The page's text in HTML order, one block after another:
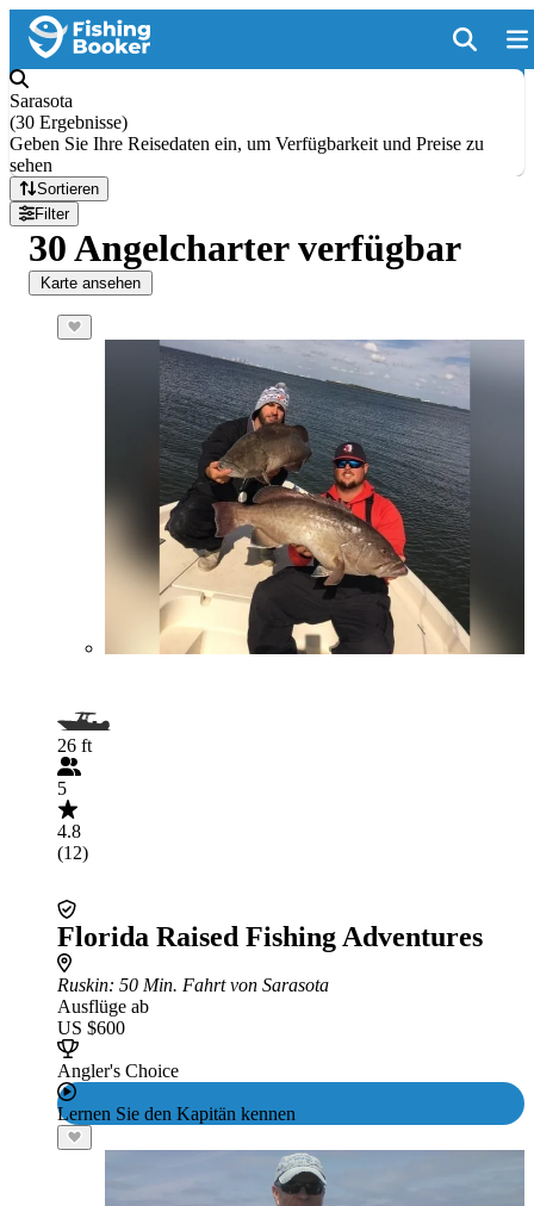
Sarasota
(30 Ergebnisse)
Geben Sie Ihre Reisedaten ein, um Verfügbarkeit und Preise zu
sehen
Sortieren
Filter
30 Angelcharter verfügbar
Karte ansehen
26 ft
5
4.8
(12)
Florida Raised Fishing Adventures
Ruskin: 50 Min. Fahrt von Sarasota
Ausflüge ab
US $600
Angler's Choice
Lernen Sie den Kapitän kennen